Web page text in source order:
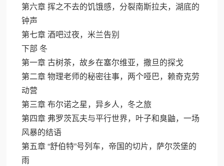
第六章 挥之不去的饥饿感，分裂南斯拉夫，湖底的
钟声
第七章 酒吧过夜，米兰告别
下部 冬
第一章 古树茶，故乡在塞尔维亚，撒旦的探戈
第二章 物理老师的秘密往事，两个哑巴，赖奇克劳
动营
第三章 布尔诺之星，异乡人，冬之旅
第四章 弗罗茨瓦夫与平行世界，叶子和臭鼬，一场
风暴的结语
第五章 “舒伯特”号列车，帝国的切片，萨尔茨堡的
雨